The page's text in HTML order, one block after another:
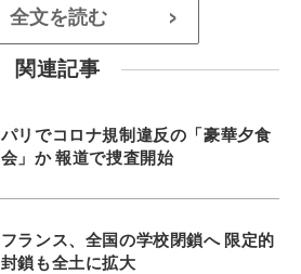
全文を読む >
関連記事
パリでコロナ規制違反の「豪華夕食
会」か 報道で捜査開始
フランス、全国の学校閉鎖へ 限定的
封鎖も全土に拡大